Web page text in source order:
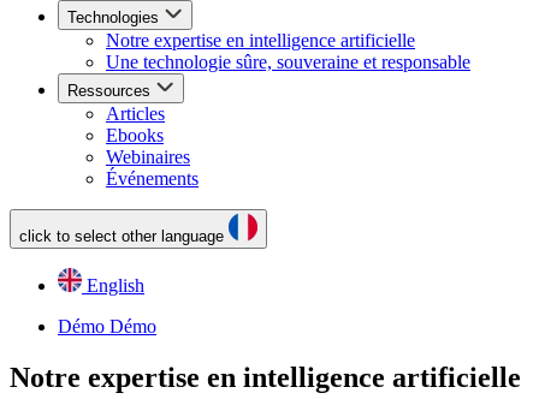
Technologies
Notre expertise en intelligence artificielle
Une technologie sûre, souveraine et responsable
Ressources
Articles
Ebooks
Webinaires
Événements
click to select other language
English
Démo Démo
Notre expertise en intelligence artificielle